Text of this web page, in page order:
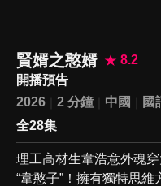
賢婿之憨婿
8.2
開播預告
2026
2 分鐘 中國 國
全28集
理工高材生韋浩意外魂
“韋憨子”！擁有獨特思